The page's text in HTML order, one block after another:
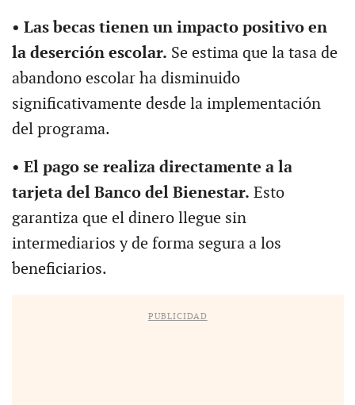
• Las becas tienen un impacto positivo en
la deserción escolar. Se estima que la tasa de
abandono escolar ha disminuido
significativamente desde la implementación
del programa.
• El pago se realiza directamente a la
tarjeta del Banco del Bienestar. Esto
garantiza que el dinero llegue sin
intermediarios y de forma segura a los
beneficiarios.
PUBLICIDAD